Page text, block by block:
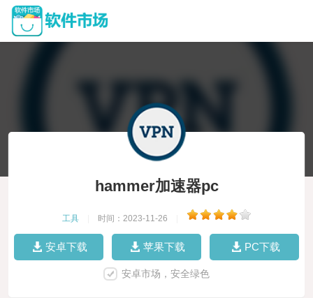
hammer加速器pc
工具 时间：2023-11-26
安卓下载 苹果下载 PC下载
安卓市场，安全绿色